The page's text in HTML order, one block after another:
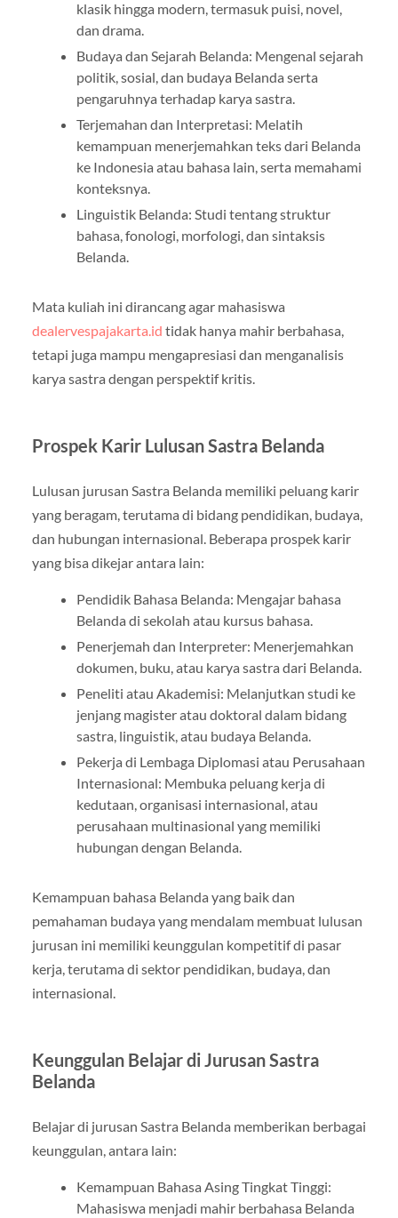
klasik hingga modern, termasuk puisi, novel,
dan drama.
Budaya dan Sejarah Belanda: Mengenal sejarah
politik, sosial, dan budaya Belanda serta
pengaruhnya terhadap karya sastra.
Terjemahan dan Interpretasi: Melatih
kemampuan menerjemahkan teks dari Belanda
ke Indonesia atau bahasa lain, serta memahami
konteksnya.
Linguistik Belanda: Studi tentang struktur
bahasa, fonologi, morfologi, dan sintaksis
Belanda.
Mata kuliah ini dirancang agar mahasiswa
dealervespajakarta.id tidak hanya mahir berbahasa,
tetapi juga mampu mengapresiasi dan menganalisis
karya sastra dengan perspektif kritis.
Prospek Karir Lulusan Sastra Belanda
Lulusan jurusan Sastra Belanda memiliki peluang karir
yang beragam, terutama di bidang pendidikan, budaya,
dan hubungan internasional. Beberapa prospek karir
yang bisa dikejar antara lain:
Pendidik Bahasa Belanda: Mengajar bahasa
Belanda di sekolah atau kursus bahasa.
Penerjemah dan Interpreter: Menerjemahkan
dokumen, buku, atau karya sastra dari Belanda.
Peneliti atau Akademisi: Melanjutkan studi ke
jenjang magister atau doktoral dalam bidang
sastra, linguistik, atau budaya Belanda.
Pekerja di Lembaga Diplomasi atau Perusahaan
Internasional: Membuka peluang kerja di
kedutaan, organisasi internasional, atau
perusahaan multinasional yang memiliki
hubungan dengan Belanda.
Kemampuan bahasa Belanda yang baik dan
pemahaman budaya yang mendalam membuat lulusan
jurusan ini memiliki keunggulan kompetitif di pasar
kerja, terutama di sektor pendidikan, budaya, dan
internasional.
Keunggulan Belajar di Jurusan Sastra
Belanda
Belajar di jurusan Sastra Belanda memberikan berbagai
keunggulan, antara lain:
Kemampuan Bahasa Asing Tingkat Tinggi:
Mahasiswa menjadi mahir berbahasa Belanda